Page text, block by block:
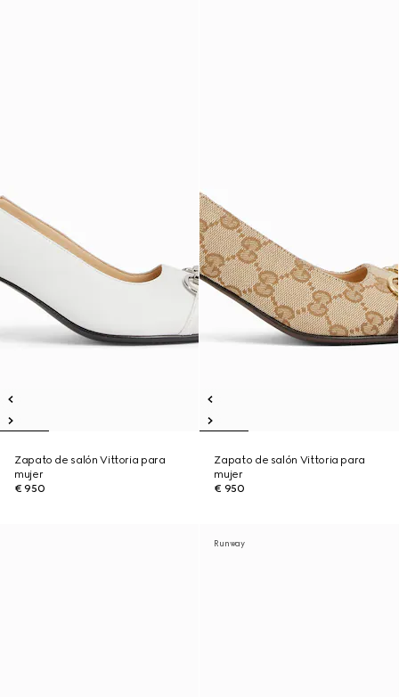
Zapato de salón Vittoria para
mujer
€ 950
Zapato de salón Vittoria para
mujer
€ 950
Runway